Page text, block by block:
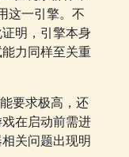
这一引擎。不
明，引擎本身
力同样至关重
要求极高，还
在启动前需进
关问题出现明